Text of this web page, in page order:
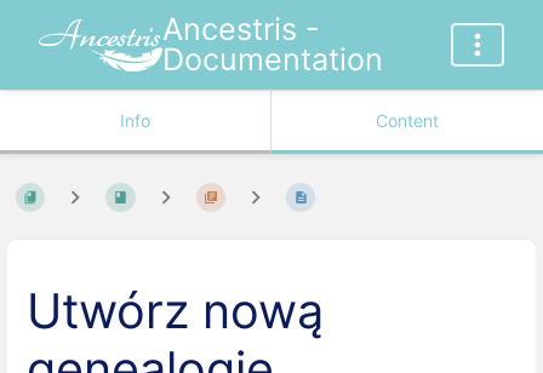
Ancestris -
Documentation
Info Content
Utwórz nową